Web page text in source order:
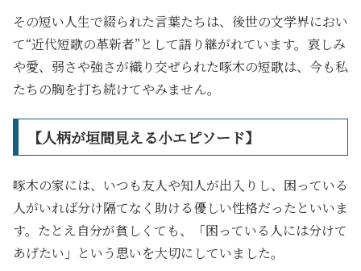
その短い人生で綴られた言葉たちは、後世の文学界におい
て“近代短歌の革新者”として語り継がれています。哀しみ
や愛、弱さや強さが織り交ぜられた啄木の短歌は、今も私
たちの胸を打ち続けてやみません。
【人柄が垣間見える小エピソード】
啄木の家には、いつも友人や知人が出入りし、困っている
人がいれば分け隔てなく助ける優しい性格だったといいま
す。たとえ自分が貧しくても、「困っている人には分けて
あげたい」という思いを大切にしていました。